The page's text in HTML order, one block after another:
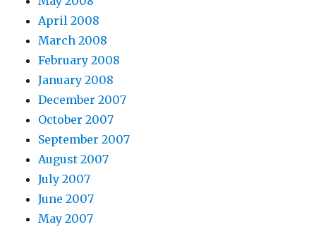
April 2008
March 2008
February 2008
January 2008
December 2007
October 2007
September 2007
August 2007
July 2007
June 2007
May 2007